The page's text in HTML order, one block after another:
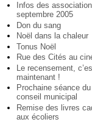
Infos des
septembre 2005
Don du sang
Noël dans la chaleur
Tonus Noël
Rue des Cités au
Le recensement,
maintenant !
Prochaine séance du
conseil municipal
Remise des livres
aux écoliers